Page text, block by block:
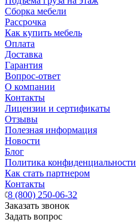
Сборка мебели
Рассрочка
Как купить мебель
Оплата
Доставка
Гарантия
Вопрос-ответ
О компании
Контакты
Лицензии и сертификаты
Отзывы
Полезная информация
Новости
Блог
Политика конфиденциальности
Как стать партнером
Контакты
8 (800) 250-06-32
Заказать звонок
Задать вопрос